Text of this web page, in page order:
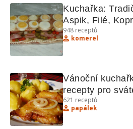
Kuchařka:
Aspik, Filé,
948 receptů
komerel
Vánoční
recepty pro
621 receptů
papálek